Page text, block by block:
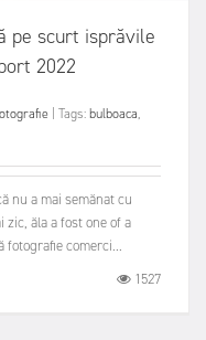
pe scurt isprăvile
2022
Tags:bulboaca,
nu a mai semănat cu
zic, ăla a fost one of a
fotografie comerci...
1527